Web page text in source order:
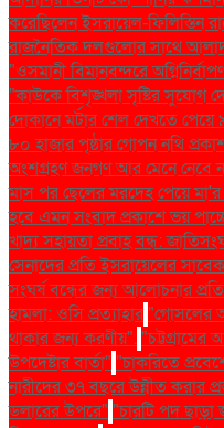
করেছিলেন ইসরায়েল-ফিলিস্তিন
রাজনৈতিক দলগুলোর সাথে
"ওসমানী বিমানবন্দরে
"কাউকে বিশৃঙ্খলা সৃষ্টির সুযোগ
দোকানে মর্টার শেল দেখতে
৮০ হাজার পৃষ্ঠার গোপন নথি
অংশগ্রহণ জনগণ আর মেনে নেবে
মাস পর ছেলের মরদেহ পেয়ে মা'র
হবে এমন সংবাদ প্রকাশে ভয়
খাদ্য সহায়তা প্রবাহ বন্ধ:
সেনাদের প্রতি ইসরায়েলের
সংঘর্ষ বন্ধের জন্য আলোচনার
হামলা: ওসি প্রত্যাহার"গোসলের
থাকার জন্য করণীয়"."চট্টগ্রামের
উপদেষ্টার বার্তা" "চাকরিতে
নারীদের ৩৭ বছরে উন্নীত করার
ডলারের উপরে" "চারটি পদ ছাড়া